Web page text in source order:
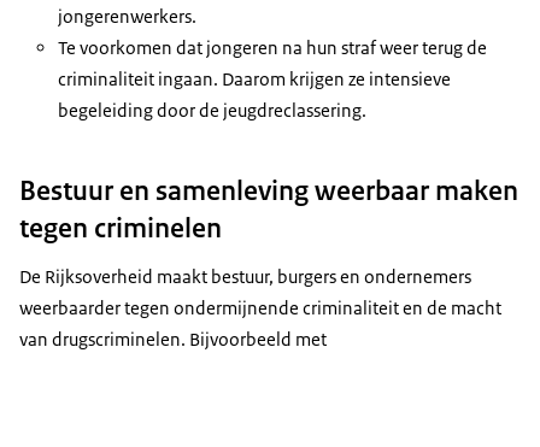
jongerenwerkers.
Te voorkomen dat jongeren na hun straf weer terug de
criminaliteit ingaan. Daarom krijgen ze intensieve
begeleiding door de jeugdreclassering.
Bestuur en samenleving weerbaar maken
tegen criminelen
De Rijksoverheid maakt bestuur, burgers en ondernemers
weerbaarder tegen ondermijnende criminaliteit en de macht
van drugscriminelen. Bijvoorbeeld met